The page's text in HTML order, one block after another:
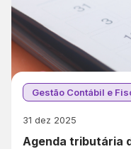
Gestão Contábil e
31 dez 2025
Agenda tributária